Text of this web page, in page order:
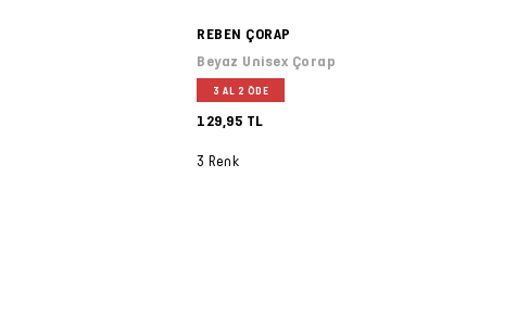
REBEN ÇORAP
Beyaz Unisex Çorap
3 AL 2 ÖDE
129,95 TL
3 Renk